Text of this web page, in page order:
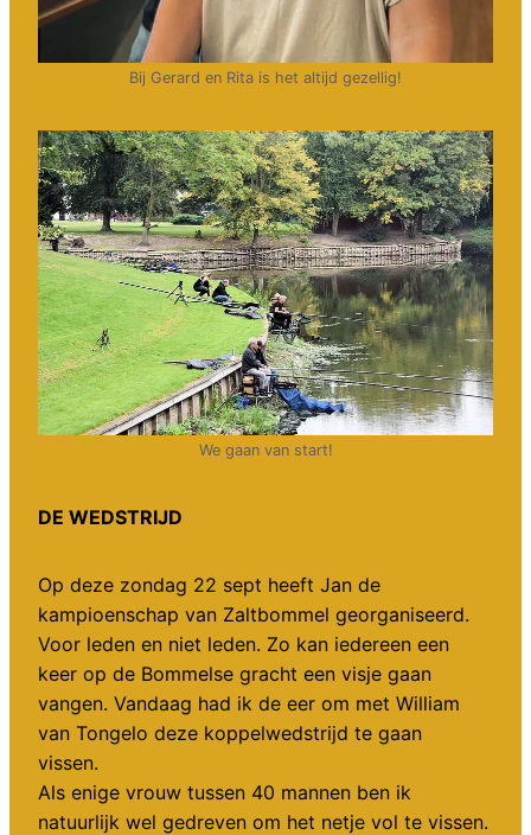
Bij Gerard en Rita is het altijd gezellig!
We gaan van start!
DE WEDSTRIJD
Op deze zondag 22 sept heeft Jan de
kampioenschap van Zaltbommel georganiseerd.
Voor leden en niet leden. Zo kan iedereen een
keer op de Bommelse gracht een visje gaan
vangen. Vandaag had ik de eer om met William
van Tongelo deze koppelwedstrijd te gaan
vissen.
Als enige vrouw tussen 40 mannen ben ik
natuurlijk wel gedreven om het netje vol te vissen.